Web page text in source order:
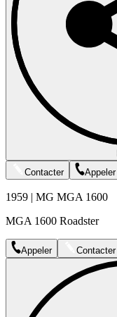
Contacter
Appeler
1959 | MG MGA 1600
MGA 1600 Roadster
Appeler Contacter